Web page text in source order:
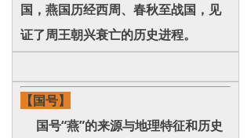
国，燕国历经西周、春秋至战国，见
证了周王朝兴衰亡的历史进程。
【国号】
国号“燕”的来源与地理特征和历史